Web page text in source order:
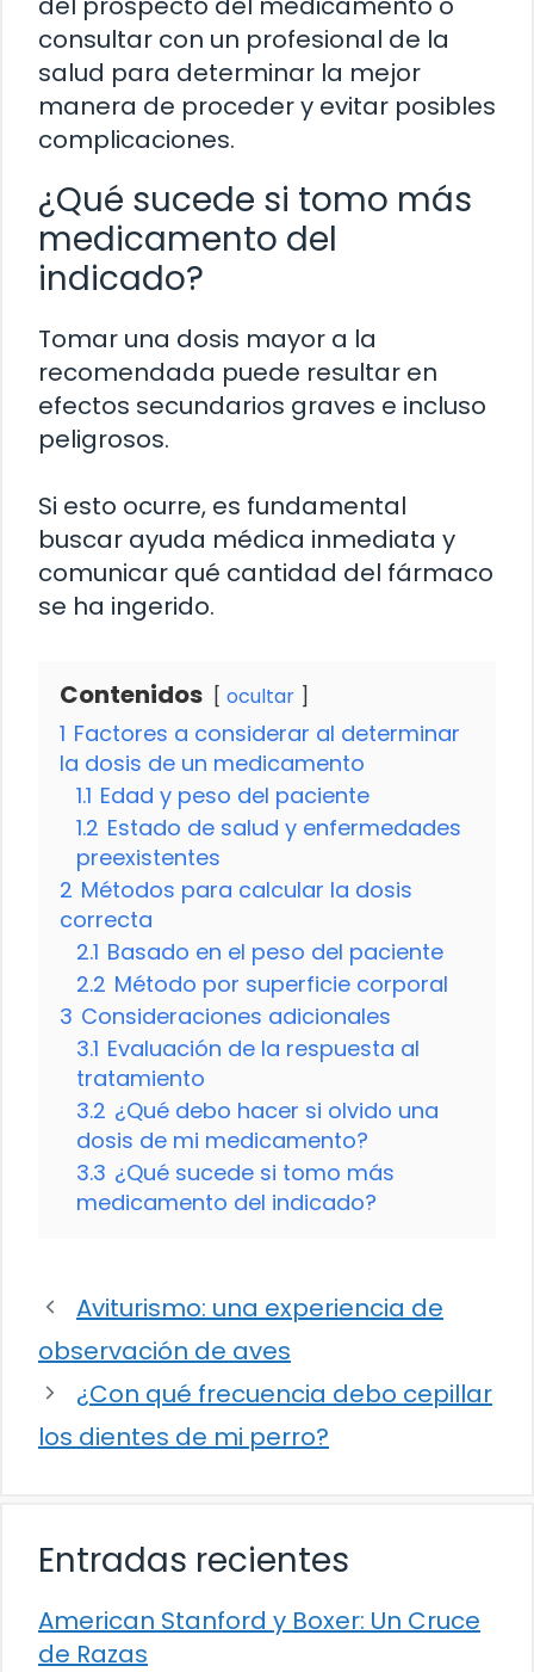
consultar con un profesional de la
salud para determinar la mejor
manera de proceder y evitar posibles
complicaciones.
¿Qué sucede si tomo más
medicamento del
indicado?
Tomar una dosis mayor a la
recomendada puede resultar en
efectos secundarios graves e incluso
peligrosos.
Si esto ocurre, es fundamental
buscar ayuda médica inmediata y
comunicar qué cantidad del fármaco
se ha ingerido.
Contenidos ocultar
1 Factores a considerar al determinar
la dosis de un medicamento
1.1 Edad y peso del paciente
1.2 Estado de salud y enfermedades
preexistentes
2 Métodos para calcular la dosis
correcta
2.1 Basado en el peso del paciente
2.2 Método por superficie corporal
3 Consideraciones adicionales
3.1 Evaluación de la respuesta al
tratamiento
3.2 ¿Qué debo hacer si olvido una
dosis de mi medicamento?
3.3 ¿Qué sucede si tomo más
medicamento del indicado?
Aviturismo: una experiencia de
observación de aves
¿Con qué frecuencia debo cepillar
los dientes de mi perro?
Entradas recientes
American Stanford y Boxer: Un Cruce
de Razas